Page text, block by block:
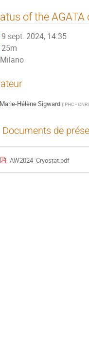
of the
9 sept. 2024, 14:35
25m
Milano
Marie-Hélène Sigward (IPHC -
Documents de
AW2024_Cryostat.pdf